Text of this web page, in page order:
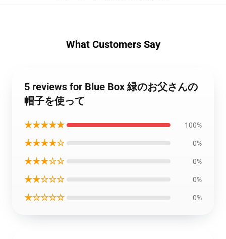
What Customers Say
5 reviews for Blue Box 緑のお父さんの
帽子を使って
★★★★★ 100%
★★★★☆ 0%
★★★☆☆ 0%
★★☆☆☆ 0%
★☆☆☆☆ 0%